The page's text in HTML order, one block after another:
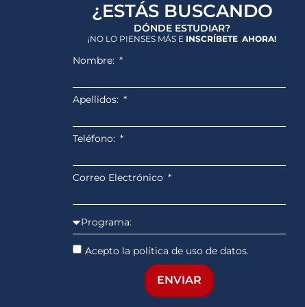
¿ESTÁS BUSCANDO
DÓNDE ESTUDIAR?
¡NO LO PIENSES MÁS E INSCRÍBETE AHORA!
Nombre:
Apellidos:
Teléfono:
Correo Electrónico
Acepto la política de uso de datos.
ENVIAR